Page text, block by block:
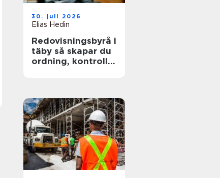
30. juli 2026
Elias Hedin
Redovisningsbyrå i
täby så skapar du
ordning, kontroll